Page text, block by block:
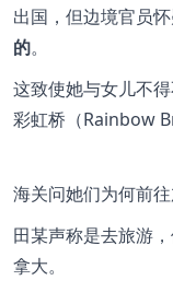
出国，但边境官员
的。
这致使她与女儿不
彩虹桥（Rainbow
海关问她们为何前
田某声称是去旅游
拿大。